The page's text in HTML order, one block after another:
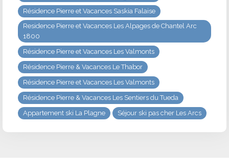
Résidence Pierre et Vacances Saskia Falaise
Residence Pierre et Vacances Les Alpages de Chantel Arc
1800
Résidence Pierre et Vacances Les Valmonts
Résidence Pierre & Vacances Le Thabor
Résidence Pierre et Vacances Les Valmonts
Résidence Pierre & Vacances Les Sentiers du Tueda
Appartement ski La Plagne
Séjour ski pas cher Les Arcs